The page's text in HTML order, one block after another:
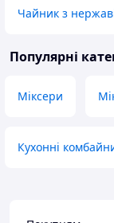
Чайник з
Популярні
Міксери
Кухонні